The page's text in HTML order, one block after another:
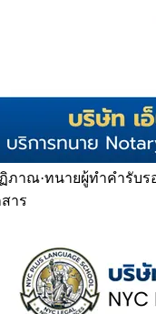
ภาณ·ทนายผู้ทำคำรับร
าร